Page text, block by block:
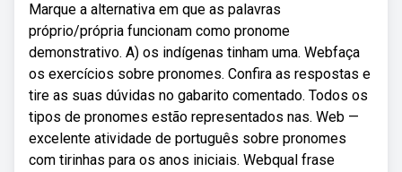
Marque a alternativa em que as palavras
próprio/própria funcionam como pronome
demonstrativo. A) os indígenas tinham uma. Webfaça
os exercícios sobre pronomes. Confira as respostas e
tire as suas dúvidas no gabarito comentado. Todos os
tipos de pronomes estão representados nas. Web —
excelente atividade de português sobre pronomes
com tirinhas para os anos iniciais. Webqual frase